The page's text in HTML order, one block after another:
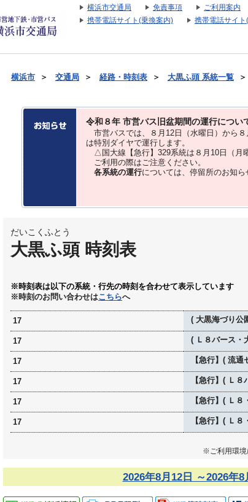
横浜市交通局 免責事項 ご利用案内
携帯電話サイト(乗換案内)
携帯電話サイト
横浜市 ＞ 交通局 ＞ 経路・時刻表 ＞ 大黒ふ頭 系統一覧 ＞
令和８年 市営バス旧盆期間の運行につい
市営バスでは、８⽉12⽇（水曜日）から
は特別ダイヤで運⾏します。
△国大線【急行】329系統は８月10日（月
ご利用の際はご注意ください。
各系統の運行については、停留所のお知ら
だいこくふとう
大黒ふ頭 時刻表
※時刻表は以下の系統・行先の時刻を合わせて表示しています
※時刻のお問い合わせはこちらへ
17 ( 大黒海づり公
17 ( Ｌ８バース・
17 【急行】( 流
17 【急行】( Ｌ
17 【急行】( Ｌ
17 【急行】( Ｌ
※ご利用環境
2026年8月12日 ～2026年